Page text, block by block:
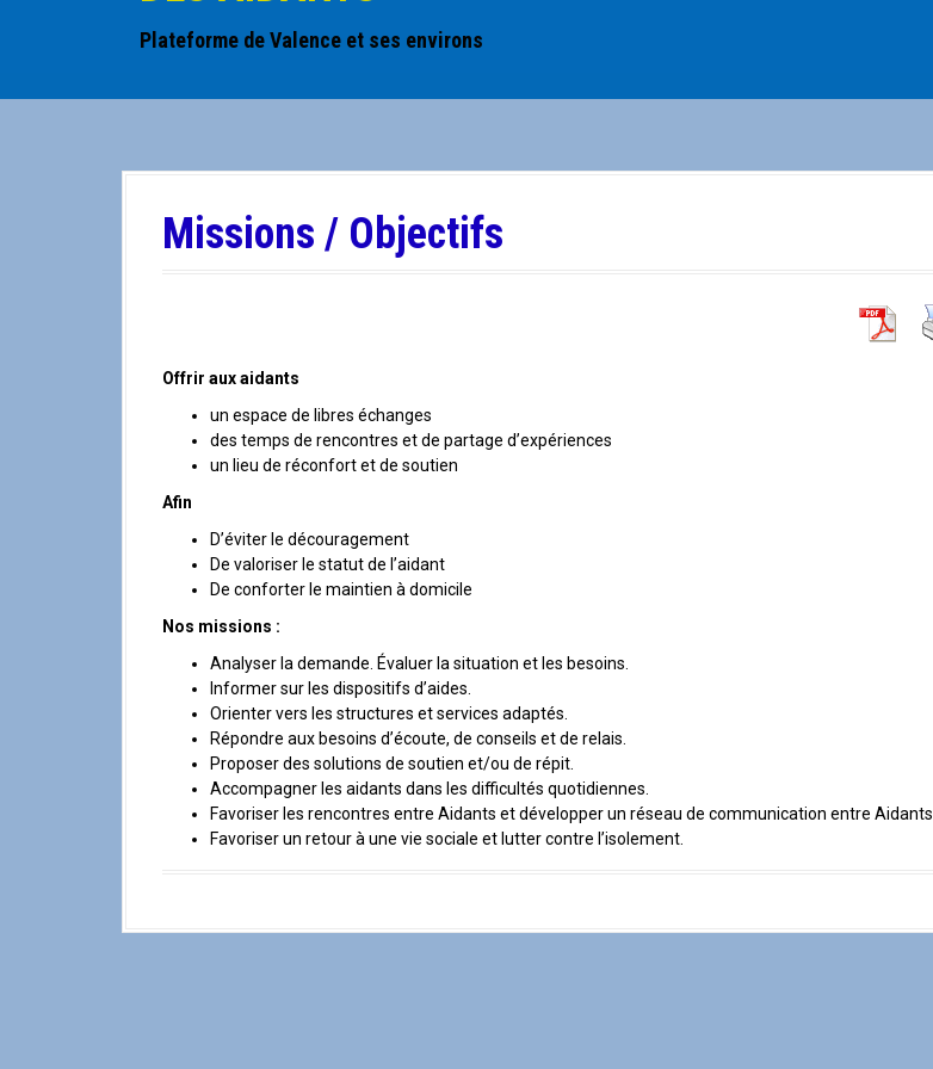
Plateforme de Valence et ses environs
Missions / Objectifs
Offrir aux aidants
un espace de libres échanges
des temps de rencontres et de partage d’expériences
un lieu de réconfort et de soutien
Afin
D’éviter le découragement
De valoriser le statut de l’aidant
De conforter le maintien à domicile
Nos missions :
Analyser la demande. Évaluer la situation et les besoins.
Informer sur les dispositifs d’aides.
Orienter vers les structures et services adaptés.
Répondre aux besoins d’écoute, de conseils et de relais.
Proposer des solutions de soutien et/ou de répit.
Accompagner les aidants dans les difficultés quotidiennes.
Favoriser les rencontres entre Aidants et développer un réseau de communication entre Aidants
Favoriser un retour à une vie sociale et lutter contre l’isolement.